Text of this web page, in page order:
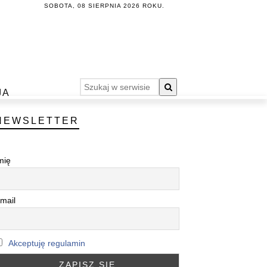
SOBOTA, 08 SIERPNIA 2026 ROKU.
Akceptuję regulamin